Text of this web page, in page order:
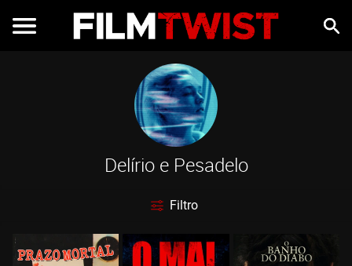
Delírio e Pesadelo
Filtro